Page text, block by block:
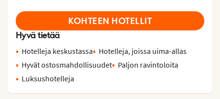
KOHTEEN HOTELLIT
Hyvä tietää
Hotelleja keskustassa
Hotelleja, joissa uima-allas
Hyvät ostosmahdollisuudet
Paljon ravintoloita
Luksushotelleja